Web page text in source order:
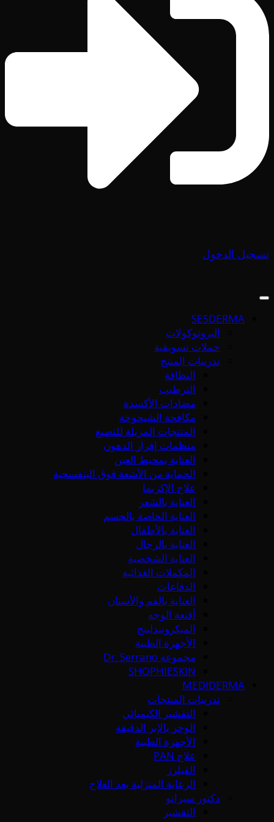
تسجيل الدخول
SESDERMA
البروتوكولات
حملات تسويقية
تدريبات المنتج
النظافة
الترطيب
مضادات الأكسدة
مكافحة الشيخوخة
المنتجات المزيلة للتصبغ
منظمات إفراز الدهون
العناية بمحيط العين
الحماية من الأشعة فوق البنفسجية
علاج الإكزيما
العناية بالشعر
العناية الخاصة بالجسم
العناية بالأطفال
العناية بالرجال
العناية الشخصية
المكملات الغذائية
الدفاعات
العناية بالفم والأسنان
أقنعة الوجه
الميكرونيدلينج
الأجهزة الطبية
مجموعة Dr. Serrano
SHOPHIESKIN
MEDIDERMA
تدريبات المنتجات
التقشير الكيميائي
الوخز بالإبر الدقيقة
الأجهزة الطبية
علاج PAN
الفيلرز
الرعاية المنزلية بعد العلاج
دكتور سيرانو
التقشير